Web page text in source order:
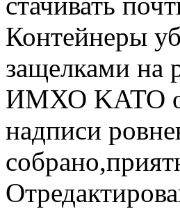
Контейнеры
защелками на
ИМХО KATO
надписи